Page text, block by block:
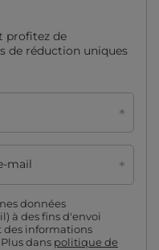
profitez de
de réduction uniques
mail
données
à des fins d'envoi
informations
dans politique de